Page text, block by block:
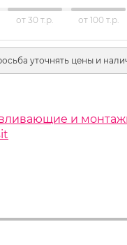
от 30 т.р. от 100 т.р.
уточнять цены и
и